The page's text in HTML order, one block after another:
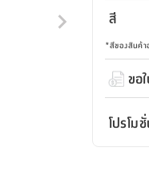
สี
*สีของสินค้า
ขอ
โปรโม